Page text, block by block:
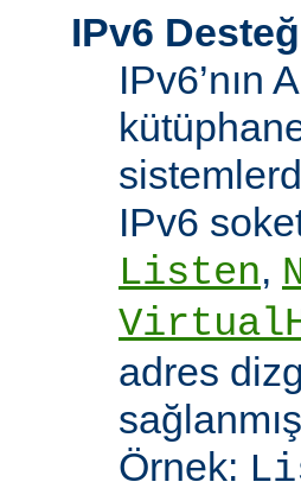
IPv6
IPv6’nın
IPv6
Listen,
adres
Örnek: